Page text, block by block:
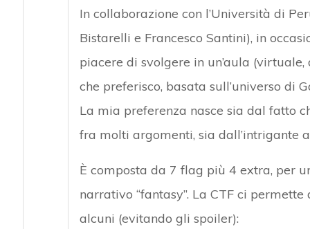
In collaborazione con l’Università di
Bistarelli e Francesco Santini), in
piacere di svolgere in un’aula
che preferisco, basata sull’universo di
La mia preferenza nasce sia dal fatto
fra molti argomenti, sia dall’intrigante
È composta da 7 flag più 4 extra, per
narrativo “fantasy”. La CTF ci
alcuni (evitando gli spoiler):